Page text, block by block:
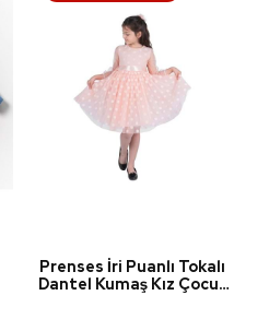
Prenses İri Puanlı Tokalı
Dantel Kumaş Kız Çocuk